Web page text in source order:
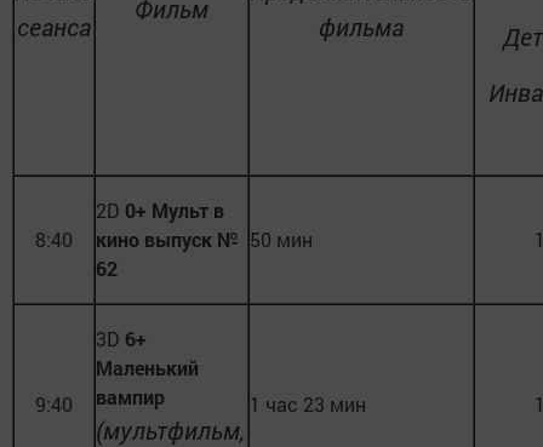
сеанса
Фильм
фильма
8:40
2D 0+ Мульт в
кино выпуск №
62
50 мин
9:40
3D 6+
Маленький
вампир
(мультфильм,
1 час 23 мин